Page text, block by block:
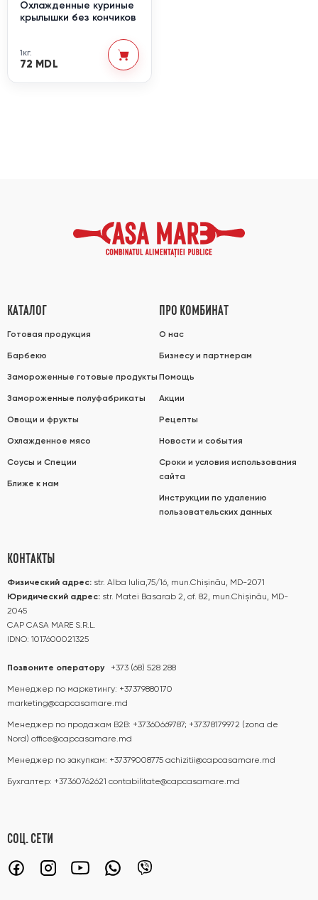
Охлажденные куриные
крылышки без кончиков
1кг.
72 MDL
КАТАЛОГ
Готовая продукция
Барбекю
Замороженные готовые продукты
Замороженные полуфабрикаты
Овощи и фрукты
Охлажденное мясо
Соусы и Специи
Ближе к нам
ПРО КОМБИНАТ
О нас
Бизнесу и партнерам
Помощь
Акции
Рецепты
Новости и события
Сроки и условия использования
сайта
Инструкции по удалению
пользовательских данных
КОНТАКТЫ
Физический адрес: str. Alba Iulia,75/16, mun.Chișinău, MD-2071
Юридический адрес: str. Matei Basarab 2, of. 82, mun.Chișinău, MD-
2045
CAP CASA MARE S.R.L.
IDNO: 1017600021325
Позвоните оператору +373 (68) 528 288
Менеджер по маркетингу: +37379880170
marketing@capcasamare.md
Менеджер по продажам B2B: +37360669787; +37378179972 (zona de
Nord) office@capcasamare.md
Менеджер по закупкам: +37379008775 achizitii@capcasamare.md
Бухгалтер: +37360762621 contabilitate@capcasamare.md
СОЦ. СЕТИ